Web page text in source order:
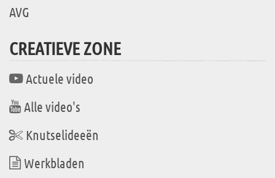
AVG
CREATIEVE ZONE
Actuele video
Alle video's
Knutselideeën
Werkbladen